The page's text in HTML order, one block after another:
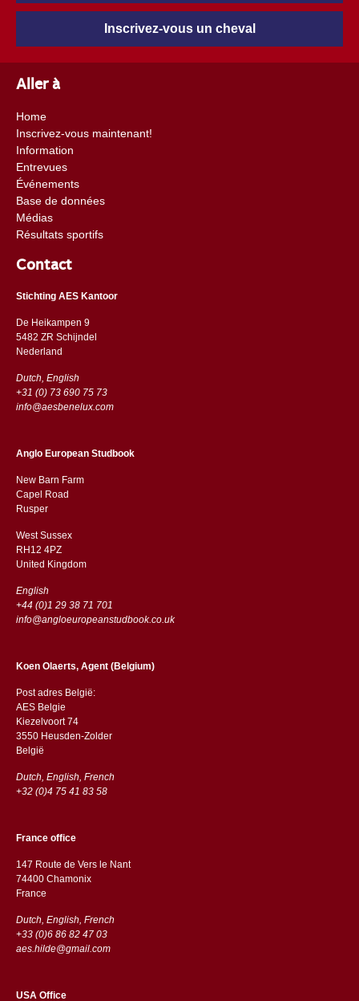
Inscrivez-vous un cheval
Aller à
Home
Inscrivez-vous maintenant!
Information
Entrevues
Événements
Base de données
Médias
Résultats sportifs
Contact
Stichting AES Kantoor
De Heikampen 9
5482 ZR Schijndel
​​Nederland
Dutch, English
+31 (0) 73 690 75 73
info@aesbenelux.com
Anglo European Studbook
New Barn Farm
Capel Road
​​Rusper
West Sussex
RH12 4PZ
​​United Kingdom
English
+44 (0)1 29 38 71 701
info@angloeuropeanstudbook.co.uk
Koen Olaerts, Agent (Belgium)
Post adres België:
AES Belgie
Kiezelvoort 74
3550 Heusden-Zolder
België
Dutch, English, French
+32 (0)4 75 41 83 58
France office
147 Route de Vers le Nant
74400 Chamonix
France
Dutch, English, French
+33 (0)6 86 82 47 03
aes.hilde@gmail.com
USA Office